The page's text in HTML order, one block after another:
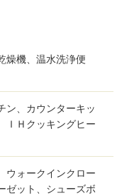
燥機、温水洗浄便
ン、カウンターキッ
ＩＨクッキングヒー
ウォークインクロー
ゼット、シューズボ